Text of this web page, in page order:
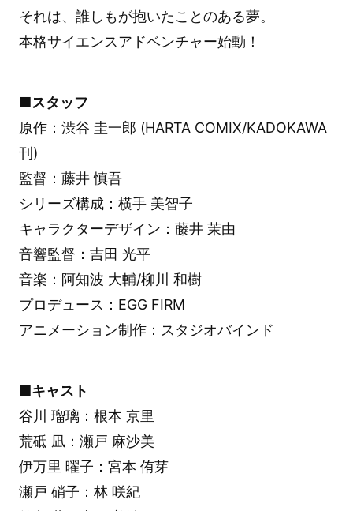
それは、誰しもが抱いたことのある夢。
本格サイエンスアドベンチャー始動！
■スタッフ
原作：渋谷 圭一郎 (HARTA COMIX/KADOKAWA
刊)
監督：藤井 慎吾
シリーズ構成：横手 美智子
キャラクターデザイン：藤井 茉由
音響監督：吉田 光平
音楽：阿知波 大輔/柳川 和樹
プロデュース：EGG FIRM
アニメーション制作：スタジオバインド
■キャスト
谷川 瑠璃：根本 京里
荒砥 凪：瀬戸 麻沙美
伊万里 曜子：宮本 侑芽
瀬戸 硝子：林 咲紀